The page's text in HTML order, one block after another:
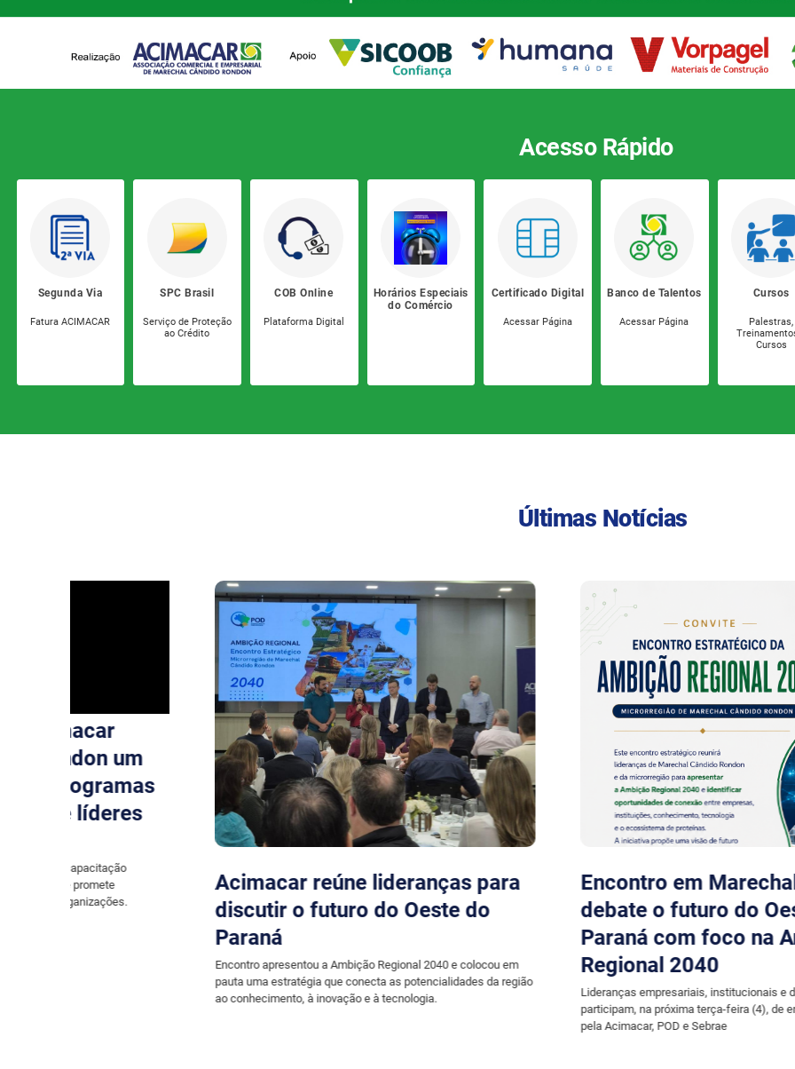
Acesso Rápido
Segunda Via
Fatura ACIMACAR
SPC Brasil
Serviço de Proteção
ao Crédito
COB Online
Plataforma Digital
Horários Especiais
do Comércio
Certificado Digital
Acessar Página
Banco de Talentos
Acessar Página
Cursos
Palestras,
Cursos
Últimas Notícias
Encontro em Marechal Rondon
debate o futuro do Oeste do
Paraná com foco na Ambição
Lideranças empresariais, institucionais e do setor público
participam, na próxima terça-feira (4), de encontro promovido
Aberta oficialmente a Expo
Rondon 2026
Solenidade reuniu autoridades, lideranças e comunidade,
marcando também a abertura da 44.ª Expomar, organizada pela
Acimacar.
Empreender - Núcleos Setoriais
Exposições e Feiras
GT Segurança do Trabalho